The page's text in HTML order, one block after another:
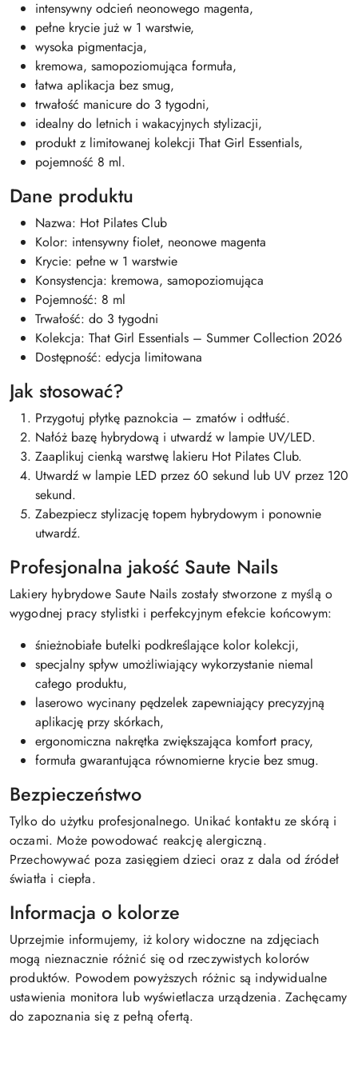
intensywny odcień neonowego magenta,
pełne krycie już w 1 warstwie,
wysoka pigmentacja,
kremowa, samopoziomująca formuła,
łatwa aplikacja bez smug,
trwałość manicure do 3 tygodni,
idealny do letnich i wakacyjnych stylizacji,
produkt z limitowanej kolekcji That Girl Essentials,
pojemność 8 ml.
Dane produktu
Nazwa: Hot Pilates Club
Kolor: intensywny fiolet, neonowe magenta
Krycie: pełne w 1 warstwie
Konsystencja: kremowa, samopoziomująca
Pojemność: 8 ml
Trwałość: do 3 tygodni
Kolekcja: That Girl Essentials – Summer Collection 2026
Dostępność: edycja limitowana
Jak stosować?
Przygotuj płytkę paznokcia – zmatów i odtłuść.
Nałóż bazę hybrydową i utwardź w lampie UV/LED.
Zaaplikuj cienką warstwę lakieru Hot Pilates Club.
Utwardź w lampie LED przez 60 sekund lub UV przez 120
sekund.
Zabezpiecz stylizację topem hybrydowym i ponownie
utwardź.
Profesjonalna jakość Saute Nails
Lakiery hybrydowe Saute Nails zostały stworzone z myślą o
wygodnej pracy stylistki i perfekcyjnym efekcie końcowym:
śnieżnobiałe butelki podkreślające kolor kolekcji,
specjalny spływ umożliwiający wykorzystanie niemal
całego produktu,
laserowo wycinany pędzelek zapewniający precyzyjną
aplikację przy skórkach,
ergonomiczna nakrętka zwiększająca komfort pracy,
formuła gwarantująca równomierne krycie bez smug.
Bezpieczeństwo
Tylko do użytku profesjonalnego. Unikać kontaktu ze skórą i
oczami. Może powodować reakcję alergiczną.
Przechowywać poza zasięgiem dzieci oraz z dala od źródeł
światła i ciepła.
Informacja o kolorze
Uprzejmie informujemy, iż kolory widoczne na zdjęciach
mogą nieznacznie różnić się od rzeczywistych kolorów
produktów. Powodem powyższych różnic są indywidualne
ustawienia monitora lub wyświetlacza urządzenia. Zachęcamy
do zapoznania się z pełną ofertą.